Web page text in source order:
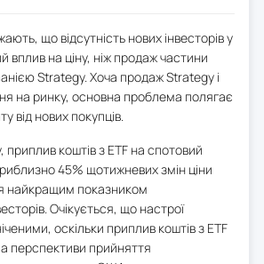
що відсутність нових інвесторів у
вплив на ціну, ніж продаж частини
Strategy. Хоча продаж Strategy і
на ринку, основна проблема полягає
від нових покупців.
приплив коштів з ETF на спотовий
45% щотижневих змін ціни
найкращим показником
Очікується, що настрої
оскільки приплив коштів з ETF
перспективи прийняття